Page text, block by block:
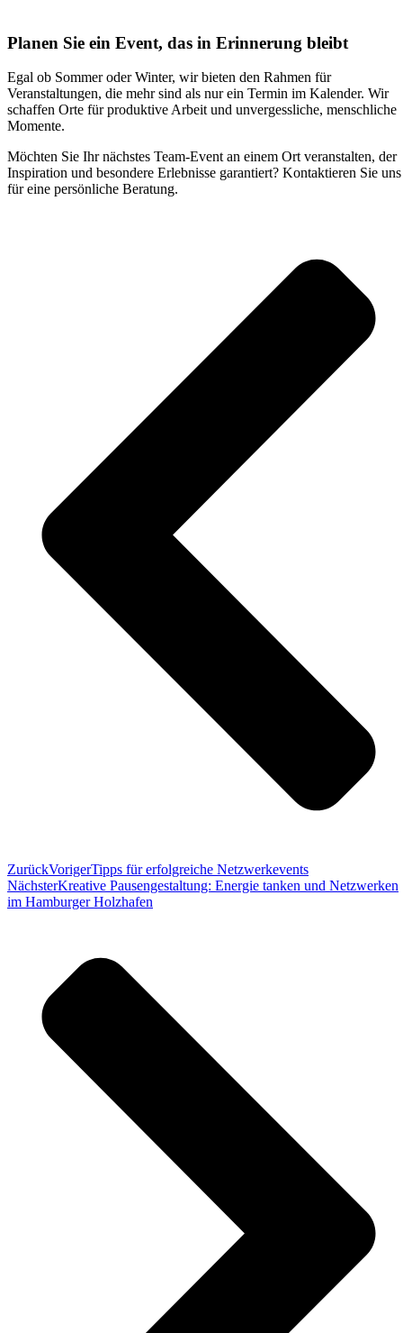
Planen Sie ein Event, das in Erinnerung bleibt
Egal ob Sommer oder Winter, wir bieten den Rahmen für
Veranstaltungen, die mehr sind als nur ein Termin im Kalender. Wir
schaffen Orte für produktive Arbeit und unvergessliche, menschliche
Momente.
Möchten Sie Ihr nächstes Team-Event an einem Ort veranstalten, der
Inspiration und besondere Erlebnisse garantiert? Kontaktieren Sie uns
für eine persönliche Beratung.
ZurückVorigerTipps für erfolgreiche Netzwerkevents
NächsterKreative Pausengestaltung: Energie tanken und Netzwerken
im Hamburger Holzhafen